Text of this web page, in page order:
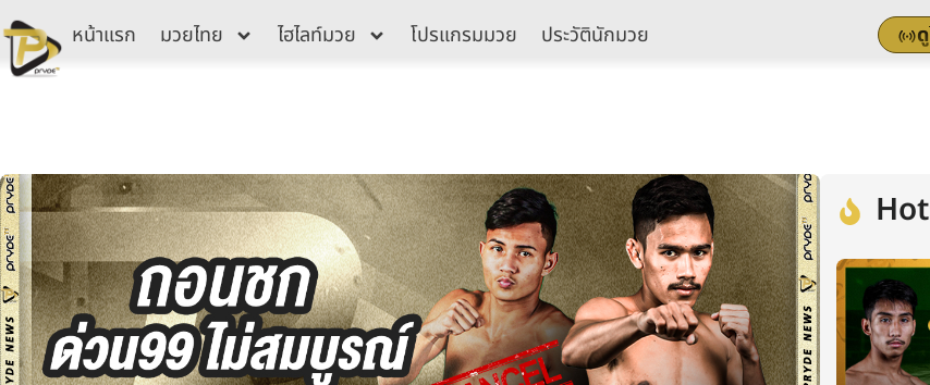
Skip
to
content
หน้าแรก มวยไทย ไฮไลท์มวย โปรแกรมมวย ประวัตินักมวย